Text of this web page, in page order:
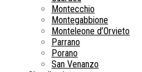
Montecchio
Montegabbione
Monteleone d’Orvieto
Parrano
Porano
San Venanzo